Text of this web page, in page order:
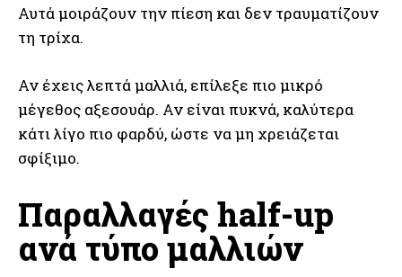
Αυτά μοιράζουν την πίεση και δεν τραυματίζουν
τη τρίχα.
Αν έχεις λεπτά μαλλιά, επίλεξε πιο μικρό
μέγεθος αξεσουάρ. Αν είναι πυκνά, καλύτερα
κάτι λίγο πιο φαρδύ, ώστε να μη χρειάζεται
σφίξιμο.
Παραλλαγές half-up
ανά τύπο μαλλιών